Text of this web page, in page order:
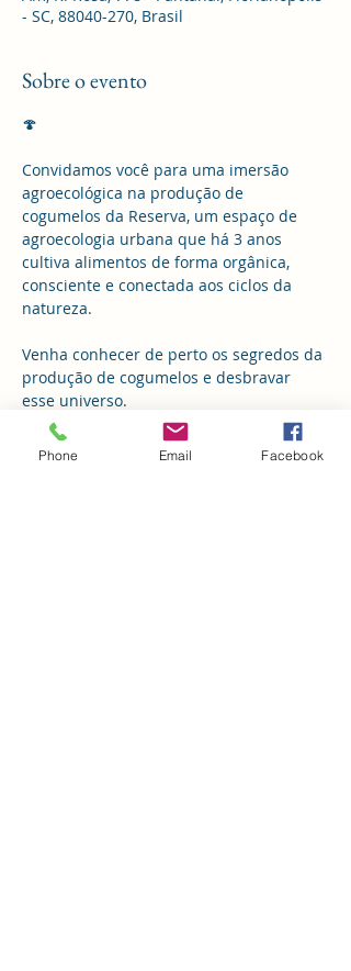
- SC, 88040-270, Brasil
Sobre o evento
🍄
Convidamos você para uma imersão
agroecológica na produção de
cogumelos da Reserva, um espaço de
agroecologia urbana que há 3 anos
cultiva alimentos de forma orgânica,
consciente e conectada aos ciclos da
natureza.
Venha conhecer de perto os segredos da
produção de cogumelos e desbravar
esse universo.
• Se inscreva no Link:
Phone Email Facebook